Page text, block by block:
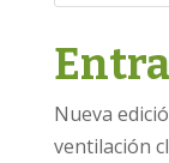
Nueva
ventilación